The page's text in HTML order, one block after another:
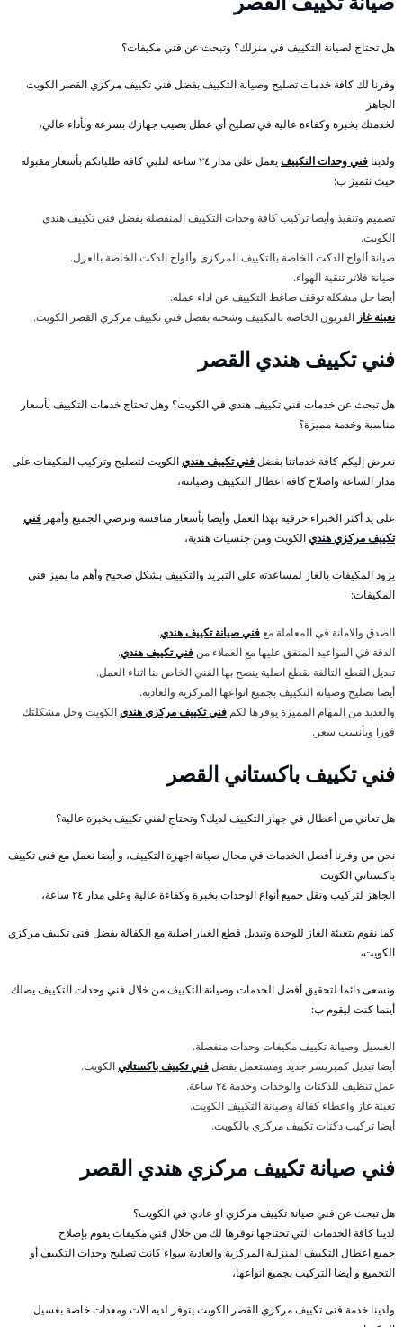
هل تحتاج لصيانة التكييف في منزلك؟ وتبحث عن فني مكيفات؟
وفرنا لك كافة خدمات تصليح وصيانة التكييف بفضل فني تكييف مركزي القصر الكويت
الجاهز
لخدمتك بخبرة وكفاءة عالية في تصليح أي عطل يصيب جهازك بسرعة وبأداء عالي،
ولدينا فني وحدات التكييف
يعمل على مدار ٢٤ ساعة لنلبي كافة طلباتكم بأسعار مقبولة
حيث نتميز ب:
تصميم وتنفيذ وأيضا تركيب كافة وحدات التكييف المنفصلة بفضل فني تكييف هندي
الكويت.
صيانة ألواح الدكت الخاصة بالتكييف المركزى وألواح الدكت الخاصة بالعزل.
صيانة فلاتر تنقية الهواء.
أيضا حل مشكلة توقف ضاغط التكييف عن اداء عمله.
تعبئة غاز الفريون الخاصة بالتكييف وشحنه بفضل فني تكييف مركزي القصر الكويت.
فني تكييف هندي القصر
هل تبحث عن خدمات فني تكييف هندي في الكويت؟ وهل تحتاج خدمات التكييف بأسعار
مناسبة وخدمة مميزة؟
نعرض إليكم كافة خدماتنا بفضلفني تكييف هنديالكويت لتصليح وتركيب المكيفات على
مدار الساعة واصلاح كافة اعطال التكييف وصيانته،
على يد أكثر الخبراء حرفية بهذا العمل وأيضا بأسعار منافسة وترضي الجميع وأمهر فني
تكييف مركزي هنديالكويت ومن جنسيات هندية،
يزود المكيفات بالغاز لمساعدته على التبريد والتكييف بشكل صحيح وأهم ما يميز فني
المكيفات:
الصدق والامانة في المعاملة معفني صيانة تكييف هندي.
الدقة في المواعيد المتفق عليها مع العملاء من فني تكييف هندي.
تبديل القطع التالفة بقطع اصلية ينصح بها الفني الخاص بنا اثناء العمل.
أيضا تصليح وصيانة التكييف بجميع انواعها المركزية والعادية.
والعديد من المهام المميزة يوفرها لكم فني تكييف مركزي هنديالكويت وحل مشكلتك
فورا وبأنسب سعر.
فني تكييف باكستاني القصر
هل تعاني من أعطال في جهاز التكييف لديك؟ وتحتاج لفني تكييف بخبرة عالية؟
نحن من وفرنا أفضل الخدمات في مجال صيانة اجهزة التكييف، و أيضا نعمل مع فنى تكييف
باكستاني الكويت
الجاهز لتركيب ونقل جميع أنواع الوحدات بخبرة وكفاءة عالية وعلى مدار ٢٤ ساعة،
كما نقوم بتعبئة الغاز للوحدة وتبديل قطع الغيار اصلية مع الكفالة بفضل فنى تكييف مركزي
الكويت،
ونسعى دائما لتحقيق أفضل الخدمات وصيانة التكييف من خلال فني وحدات التكييف يصلك
أينما كنت ليقوم ب:
الغسيل وصيانة تكييف مكيفات وحدات منفصلة.
أيضا تبديل كمبريسر جديد ومستعمل بفضلفني تكييف باكستانيالكويت.
عمل تنظيف للدكتات والوحدات وخدمة ٢٤ ساعة.
تعبئة غاز واعطاء كفالة وصيانة التكييف الكويت.
أيضا تركيب دكتات تكييف مركزي بالكويت.
فني صيانة تكييف مركزي هندي القصر
هل تبحث عن فني صيانة تكييف مركزي او عادي في الكويت؟
لدينا كافة الخدمات التي تحتاجها نوفرها لك من خلال فني مكيفات يقوم بإصلاح
جميع اعطال التكييف المنزلية المركزية والعادية سواء كانت تصليح وحدات التكييف أو
التجميع و أيضا التركيب بجميع انواعها،
ولدينا خدمة فنى تكييف مركزي القصر الكويت يتوفر لديه الات ومعدات خاصة بغسيل